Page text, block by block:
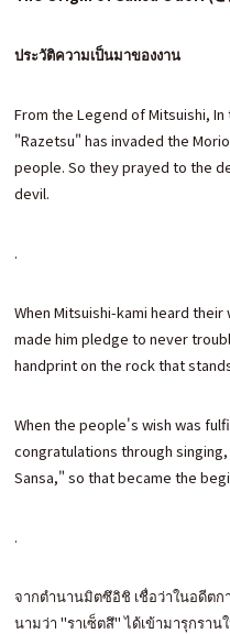
ประวัติความเป็นมาของงาน
From the Legend of Mitsuishi,
"Razetsu" has invaded the
people. So they prayed to the
devil.
.
When Mitsuishi-kami heard
made him pledge to never
handprint on the rock that
When the people's wish was
congratulations through
Sansa," so that became the
.
จากตำนานมิตซึอิชิ เชื่อว่าในอดีตก
นามว่า "ราเซ็ตสึ" ได้เข้ามารุกรา